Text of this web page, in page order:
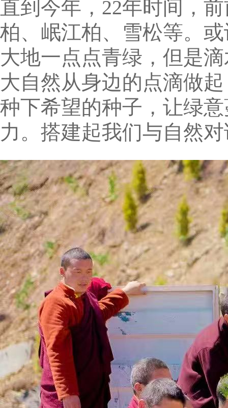
直到今年，22年时间，
柏、岷江柏、雪松等。
大地一点点青绿，但是
大自然从身边的点滴做
种下希望的种子，让绿
力。搭建起我们与自然